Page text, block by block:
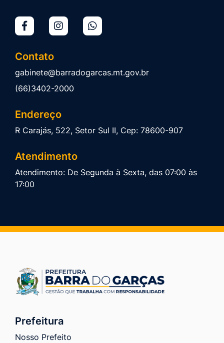
Contato
gabinete@barradogarcas.mt.gov.br
(66)3402-2000
Endereço
R Carajás, 522, Setor Sul II, Cep: 78600-907
Atendimento
Atendimento: De Segunda à Sexta, das 07:00 às
17:00
Prefeitura
Nosso Prefeito